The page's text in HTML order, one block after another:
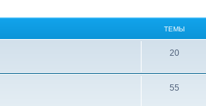
ТЕМЫ
20
55